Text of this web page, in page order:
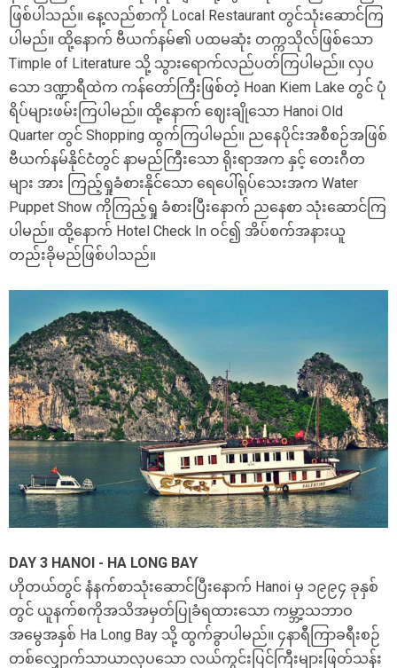
ဖြစ်ပါသည်။ နေ့လည်စာကို Local Restaurant တွင်သုံးဆောင်ကြ
ပါမည်။ ထို့နောက် ဗီယက်နမ်၏ ပထမဆုံး တက္ကသိုလ်ဖြစ်သော
Timple of Literature သို့ သွားရောက်လည်ပတ်ကြပါမည်။ လှပ
သော ဒဏ္ဍာရီထဲက ကန်တော်ကြီးဖြစ်တဲ့ Hoan Kiem Lake တွင် ပုံ
ရိပ်များဖမ်းကြပါမည်။ ထို့နောက် ဈေးချိုသော Hanoi Old
Quarter တွင် Shopping ထွက်ကြပါမည်။ ညနေပိုင်းအစီစဉ်အဖြစ်
ဗီယက်နမ်နိုင်ငံတွင် နာမည်ကြီးသော ရိုးရာအက နှင့် တေးဂီတ
များ အား ကြည့်ရှုခံစားနိုင်သော ရေပေါ်ရုပ်သေးအက Water
Puppet Show ကိုကြည့်ရှု ခံစားပြီးနောက် ညနေစာ သုံးဆောင်ကြ
ပါမည်။ ထို့နောက် Hotel Check In ဝင်၍ အိပ်စက်အနားယူ
တည်းခိုမည်ဖြစ်ပါသည်။
DAY 3 HANOI - HA LONG BAY
ဟိုတယ်တွင် နံနက်စာသုံးဆောင်ပြီးနောက် Hanoi မှ ၁၉၉၄ ခုနှစ်
တွင် ယူနက်စကိုအသိအမှတ်ပြုခံရထားသော ကမ္ဘာ့သဘာဝ
အမွေအနှစ် Ha Long Bay သို့ ထွက်ခွာပါမည်။ ၄နာရီကြာခရီးစဉ်
တစ်လျှောက်သာယာလှပသော လယ်ကွင်းပြင်ကြီးများဖြတ်သန်း